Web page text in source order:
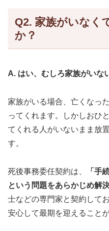
Q2. 家族がいなく
か？
A. はい、むしろ家族がいな
家族がいる場合、亡くなっ
ってくれます。しかしおひ
てくれる人がいないまま放
す。
死後事務委任契約は、
「手
という問題をあらかじめ解
士などの専門家と契約して
安心して最期を迎えること